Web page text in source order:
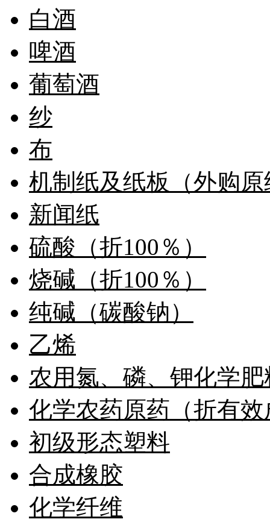
白酒
啤酒
葡萄酒
纱
布
机制纸及纸板（外购
新闻纸
硫酸（折100％）
烧碱（折100％）
纯碱（碳酸钠）
乙烯
农用氮、磷、钾化学
化学农药原药（折有效
初级形态塑料
合成橡胶
化学纤维